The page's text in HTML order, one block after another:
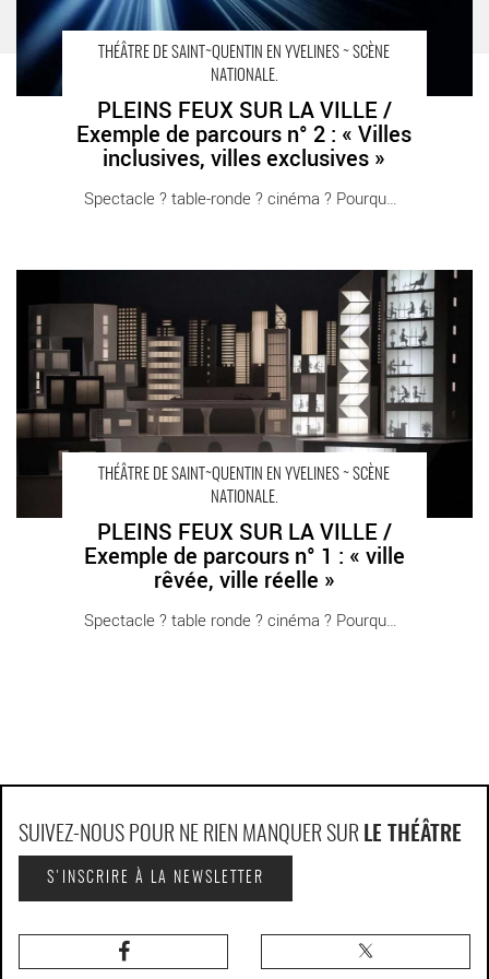
THÉÂTRE DE SAINT~QUENTIN EN YVELINES ~ SCÈNE
NATIONALE.
PLEINS FEUX SUR LA VILLE /
Exemple de parcours n° 2 : « Villes
inclusives, villes exclusives »
Spectacle ? table-ronde ? cinéma ? Pourquoi [...]
THÉÂTRE DE SAINT~QUENTIN EN YVELINES ~ SCÈNE
NATIONALE.
PLEINS FEUX SUR LA VILLE /
Exemple de parcours n° 1 : « ville
rêvée, ville réelle »
Spectacle ? table ronde ? cinéma ? Pourquoi [...]
PLEINS FEUX SUR LA VILLE / Exemple de parcours n° 1 : « ville
rêvée, ville réelle » - Critique sortie Théâtre Saint-Quentin-en-
Yvelines Théâtre de Saint-Quentin-en-Yvelines - Scène nationale
SUIVEZ-NOUS POUR NE RIEN MANQUER SUR LE THÉÂTRE
S'INSCRIRE À LA NEWSLETTER